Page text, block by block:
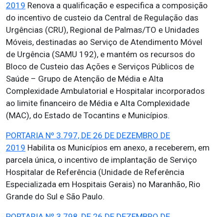
2019 Renova a qualificação e especifica a composição
do incentivo de custeio da Central de Regulação das
Urgências (CRU), Regional de Palmas/TO e Unidades
Móveis, destinadas ao Serviço de Atendimento Móvel
de Urgência (SAMU 192), e mantém os recursos do
Bloco de Custeio das Ações e Serviços Públicos de
Saúde – Grupo de Atenção de Média e Alta
Complexidade Ambulatorial e Hospitalar incorporados
ao limite financeiro de Média e Alta Complexidade
(MAC), do Estado de Tocantins e Municípios.
PORTARIA Nº 3.797, DE 26 DE DEZEMBRO DE
2019 Habilita os Municípios em anexo, a receberem, em
parcela única, o incentivo de implantação de Serviço
Hospitalar de Referência (Unidade de Referência
Especializada em Hospitais Gerais) no Maranhão, Rio
Grande do Sul e São Paulo.